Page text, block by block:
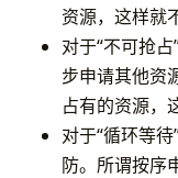
资源，这样就
对于“不可抢
步申请其他资
占有的资源，
对于“循环等
防。所谓按序